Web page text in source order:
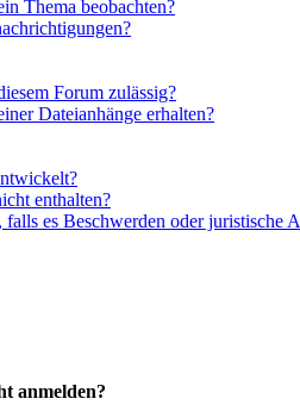
Thema beobachten?
Forum zulässig?
Dateianhänge erhalten?
enthalten?
es Beschwerden oder juristische
anmelden?